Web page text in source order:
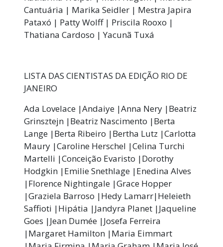
Cantuária | Marika Seidler | Mestra Japira
Pataxó | Patty Wolff | Priscila Rooxo |
Thatiana Cardoso | Yacunã Tuxá
LISTA DAS CIENTISTAS DA EDIÇÃO RIO DE
JANEIRO
Ada Lovelace |Andaiye |Anna Nery |Beatriz
Grinsztejn |Beatriz Nascimento |Berta
Lange |Berta Ribeiro |Bertha Lutz |Carlotta
Maury |Caroline Herschel |Celina Turchi
Martelli |Conceição Evaristo |Dorothy
Hodgkin |Emilie Snethlage |Enedina Alves
|Florence Nightingale |Grace Hopper
|Graziela Barroso |Hedy Lamarr|Heleieth
Saffioti |Hipátia |Jandyra Planet |Jaqueline
Goes |Jean Dumée |Josefa Ferreira
|Margaret Hamilton |Maria Eimmart